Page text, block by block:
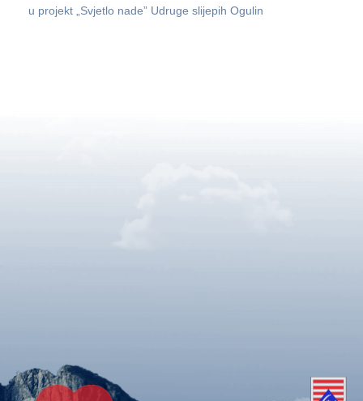
u projekt „Svjetlo nade” Udruge slijepih Ogulin